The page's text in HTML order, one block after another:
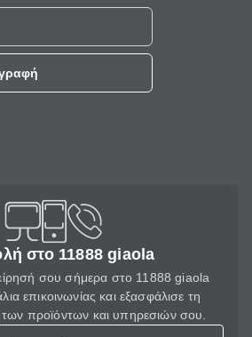
στο 11888 giaola
σου σήμερα στο 11888 giaola
επικοινωνίας και εξασφάλισε τη
προϊόντων και υπηρεσιών σου.